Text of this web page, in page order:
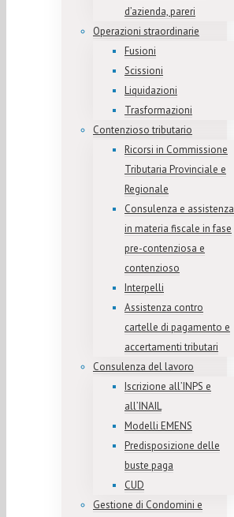
d’azienda, pareri
Operazioni straordinarie
Fusioni
Scissioni
Liquidazioni
Trasformazioni
Contenzioso tributario
Ricorsi in Commissione
Tributaria Provinciale e
Regionale
Consulenza e assistenza
in materia fiscale in fase
pre-contenziosa e
contenzioso
Interpelli
Assistenza contro
cartelle di pagamento e
accertamenti tributari
Consulenza del lavoro
Iscrizione all’INPS e
all’INAIL
Modelli EMENS
Predisposizione delle
buste paga
CUD
Gestione di Condomini e